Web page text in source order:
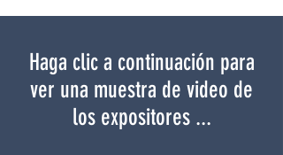
Haga clic a continuación para
ver una muestra de video de
los expositores ...